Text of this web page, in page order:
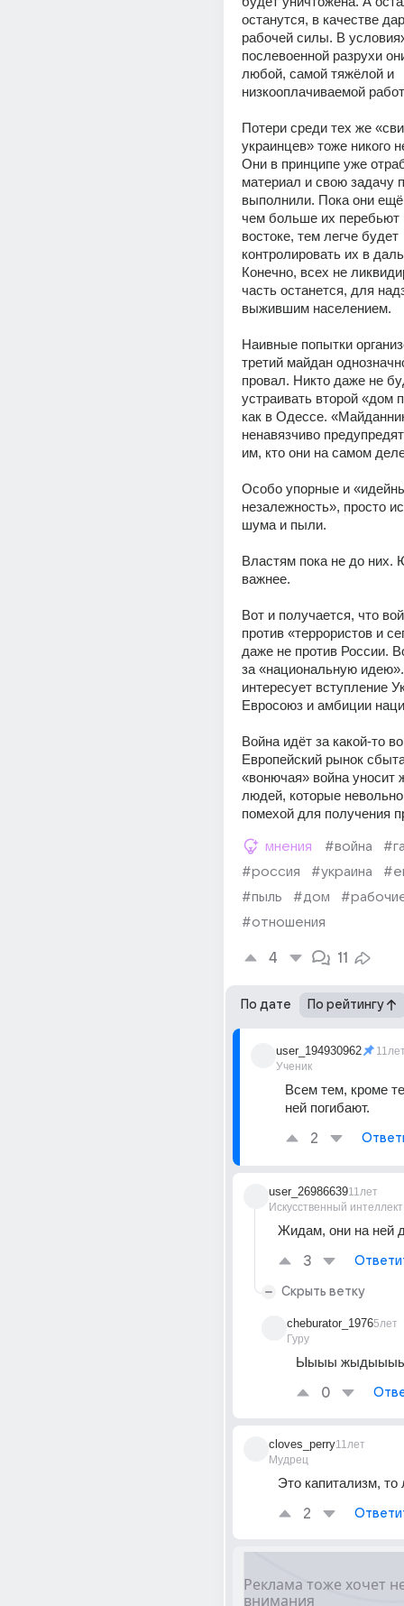
останутся, в качестве
рабочей силы. В
послевоенной разрухи
любой, самой тяжёлой и
низкооплачиваемой
Потери среди тех же
украинцев» тоже никого
Они в принципе уже
материал и свою задачу
выполнили. Пока они
чем больше их перебьют
востоке, тем легче будет
контролировать их в
Конечно, всех не
часть останется, для
выжившим населением.
Наивные попытки
третий майдан
провал. Никто даже не
устраивать второй «дом
как в Одессе.
ненавязчиво
им, кто они на самом
Особо упорные и
незалежность», просто
шума и пыли.
Властям пока не до них.
важнее.
Вот и получается, что
против «террористов и
даже не против России.
за «национальную
интересует вступление
Евросоюз и амбиции
Война идёт за какой-то
Европейский рынок
«вонючая» война уносит
людей, которые
помехой для получения
мнения #война
#россия
#украина
#пыль
#дом
#отношения
4 11
По дате По рейтингу
user_194930962
Ученик
Всем тем, кроме
ней погибают.
2
user_26986639
Искусственный интеллект
11лет
Жидам, они на ней
3
Скрыть ветку
cheburator_1976
Гуру
5лет
Ыыыы
0
cloves_perry
Мудрец
11лет
Это капитализм,
2